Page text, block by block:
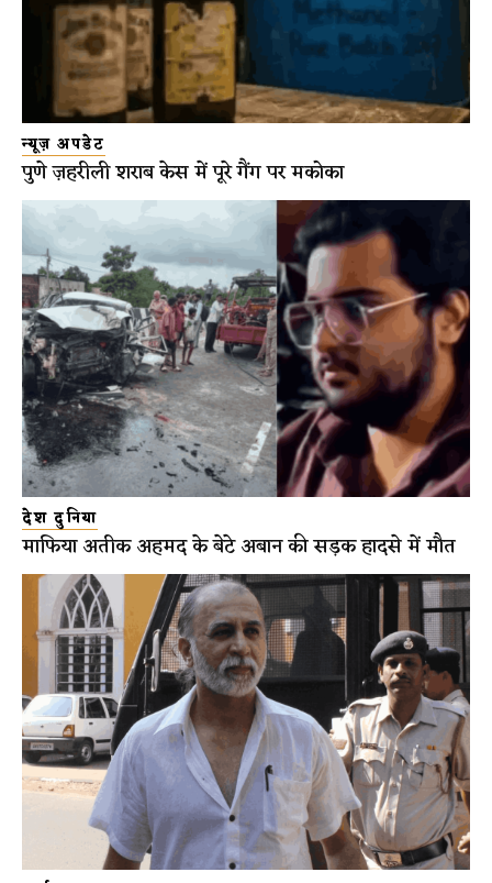
न्यूज़ अपडेट
पुणे ज़हरीली शराब केस में पूरे गैंग पर मकोका
देश दुनिया
माफिया अतीक अहमद के बेटे अबान की सड़क हादसे में मौत